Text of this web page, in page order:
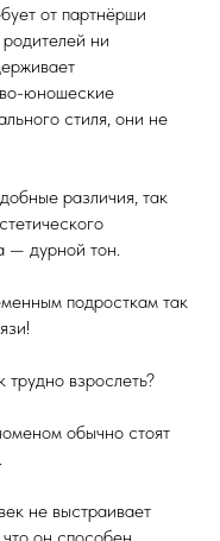
от партнёрши
ни
юношеские
стиля, они не
различия, так
— дурной тон.
подросткам так
взрослеть?
обычно стоят
не выстраивает